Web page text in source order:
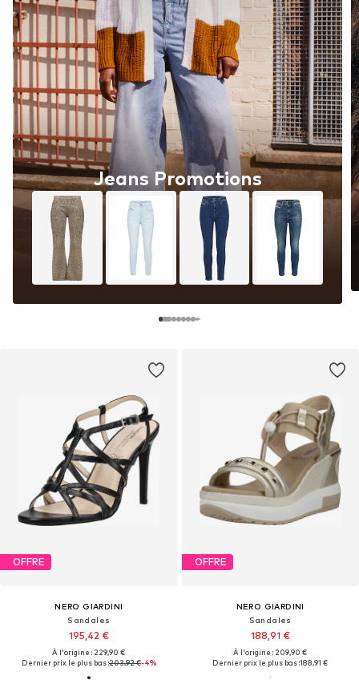
Jeans Promotions
OFFRE
NERO GIARDINI
Sandales
195,42 €
À l'origine : 229,90 €
Dernier prix le plus bas :203,92 €-4%
OFFRE
NERO GIARDINI
Sandales
188,91 €
À l'origine : 209,90 €
Dernier prix le plus bas :188,91 €